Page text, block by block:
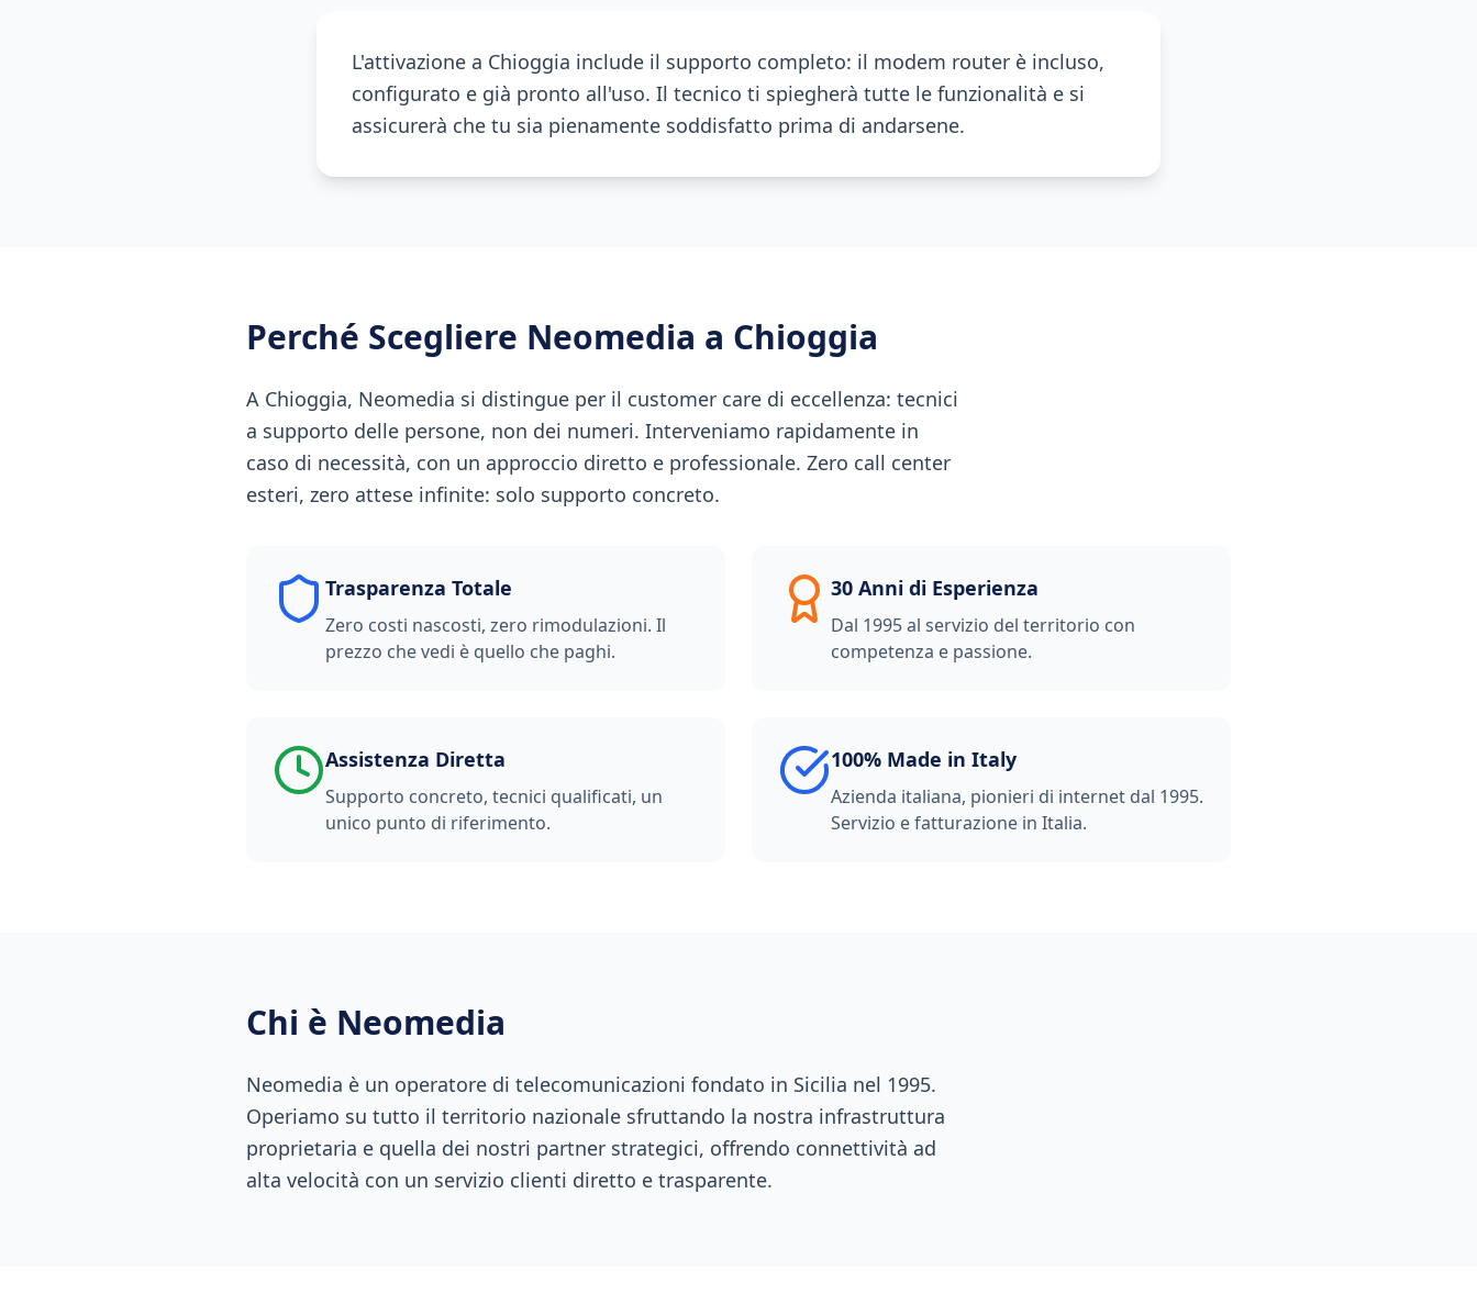
L'attivazione a Chioggia include il supporto completo: il modem router è incluso,
configurato e già pronto all'uso. Il tecnico ti spiegherà tutte le funzionalità e si
assicurerà che tu sia pienamente soddisfatto prima di andarsene.
Perché Scegliere Neomedia a Chioggia
A Chioggia, Neomedia si distingue per il customer care di eccellenza: tecnici
a supporto delle persone, non dei numeri. Interveniamo rapidamente in
caso di necessità, con un approccio diretto e professionale. Zero call center
esteri, zero attese infinite: solo supporto concreto.
Trasparenza Totale
Zero costi nascosti, zero rimodulazioni. Il
prezzo che vedi è quello che paghi.
30 Anni di Esperienza
Dal 1995 al servizio del territorio con
competenza e passione.
Assistenza Diretta
Supporto concreto, tecnici qualificati, un
unico punto di riferimento.
100% Made in Italy
Azienda italiana, pionieri di internet dal 1995.
Servizio e fatturazione in Italia.
Chi è Neomedia
Neomedia è un operatore di telecomunicazioni fondato in Sicilia nel 1995.
Operiamo su tutto il territorio nazionale sfruttando la nostra infrastruttura
proprietaria e quella dei nostri partner strategici, offrendo connettività ad
alta velocità con un servizio clienti diretto e trasparente.